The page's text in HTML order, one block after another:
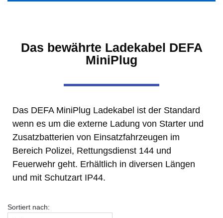
Das bewährte Ladekabel DEFA
MiniPlug
Das DEFA MiniPlug Ladekabel ist der Standard
wenn es um die externe Ladung von Starter und
Zusatzbatterien von Einsatzfahrzeugen im
Bereich Polizei, Rettungsdienst 144 und
Feuerwehr geht. Erhältlich in diversen Längen
und mit Schutzart IP44.
Sortiert nach: